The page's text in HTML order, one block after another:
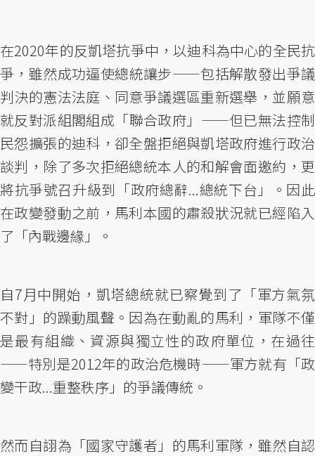
在2020年的反凱塔抗爭中，以迪科為中心的全民抗
爭，雖然成功逼使總統讓步——包括解散發出爭議
判決的憲法法庭、同意爭議選區重新選舉，並願意
就反對派組閣組成「聯合政府」——但已無法控制
民怨擴張的迪科，卻全盤拒絕與凱塔政府進行政治
談判，除了多次拒絕總統本人的和解會面邀約，更
將抗爭號召升級到「政府總辭...總統下台」。因此
在政變發動之前，馬利本國的肅殺狀況就已經陷入
了「內戰邊緣」。
自7月中開始，凱塔總統就已察覺到了「軍方氣氛
不對」的躁動風聲。因為在動亂的馬利，軍隊不僅
是最有組織、資源與獨立性的政府單位，在過往
——特別是2012年的政治危機時——軍方就有「政
變干政...重整秩序」的爭議傳統。
然而自詡為「國家守護者」的馬利軍隊，雖然自認